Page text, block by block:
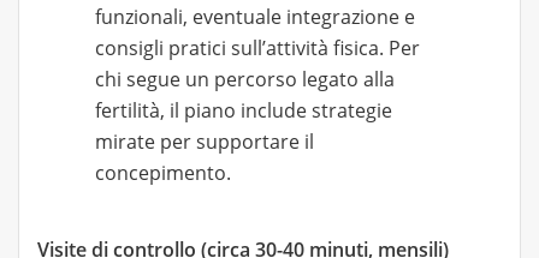
funzionali, eventuale integrazione e
consigli pratici sull’attività fisica. Per
chi segue un percorso legato alla
fertilità, il piano include strategie
mirate per supportare il
concepimento.
Visite di controllo (circa 30-40 minuti, mensili)